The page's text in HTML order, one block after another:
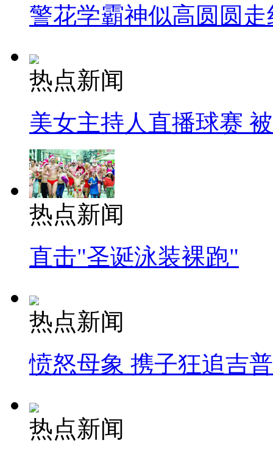
警花学霸神似高圆圆走
热点新闻
美女主持人直播球赛
热点新闻
直击"圣诞泳装裸跑"
热点新闻
愤怒母象 携子狂追吉
热点新闻